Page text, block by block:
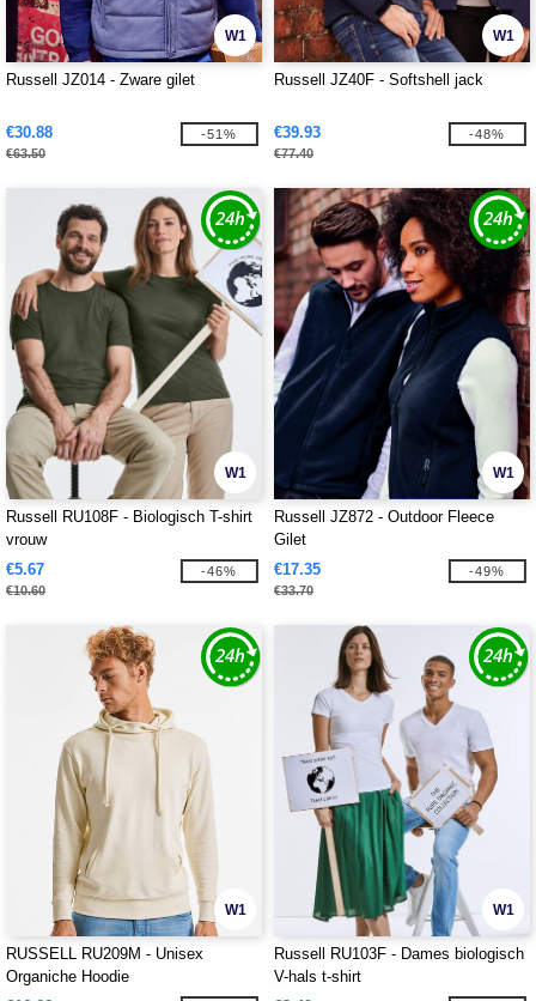
W1
Russell JZ014 - Zware gilet
€30.88
€63.50
-51%
W1
Russell JZ40F - Softshell jack
€39.93
€77.40
-48%
W1
Russell RU108F - Biologisch T-shirt
vrouw
€5.67
€10.60
-46%
W1
Russell JZ872 - Outdoor Fleece
Gilet
€17.35
€33.70
-49%
W1
RUSSELL RU209M - Unisex
Organiche Hoodie
W1
Russell RU103F - Dames biologisch
V-hals t-shirt